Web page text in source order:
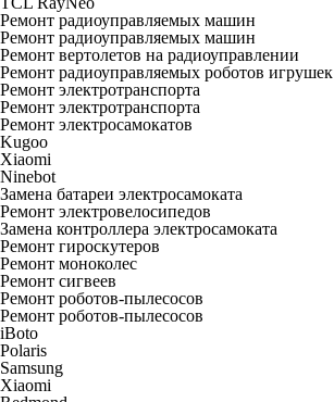
Ремонт радиоуправляемых машин
Ремонт радиоуправляемых машин
Ремонт вертолетов на радиоуправлении
Ремонт радиоуправляемых роботов игрушек
Ремонт электротранспорта
Ремонт электротранспорта
Ремонт электросамокатов
Kugoo
Xiaomi
Ninebot
Замена батареи электросамоката
Ремонт электровелосипедов
Замена контроллера электросамоката
Ремонт гироскутеров
Ремонт моноколес
Ремонт сигвеев
Ремонт роботов-пылесосов
Ремонт роботов-пылесосов
iBoto
Polaris
Samsung
Xiaomi